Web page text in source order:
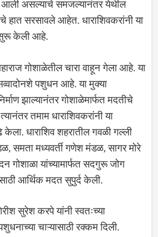
आली असल्याचे समजल्यानंतर येथील
हात सरसावले आहेत. धाराशिवकरांनी या
केली आहे.
गोशाळेतील चारा वाहून गेला आहे. या
पशुधन आहे. या मुक्या
झाल्यानंतर गोशाळेमार्फत मदतीचे
तमाम धाराशिवकरांनी या
केला. धाराशिव शहरातील गवळी गल्ली
समता मध्यवर्ती गणेश मंडळ, सागर मोरे
गोशाळा यांच्यामार्फत सदगुरू जोग
आर्थिक मदत सुपुर्द केली.
सुरेश करपे यांनी स्वतःच्या
चाऱ्यासाठी रक्कम दिली.